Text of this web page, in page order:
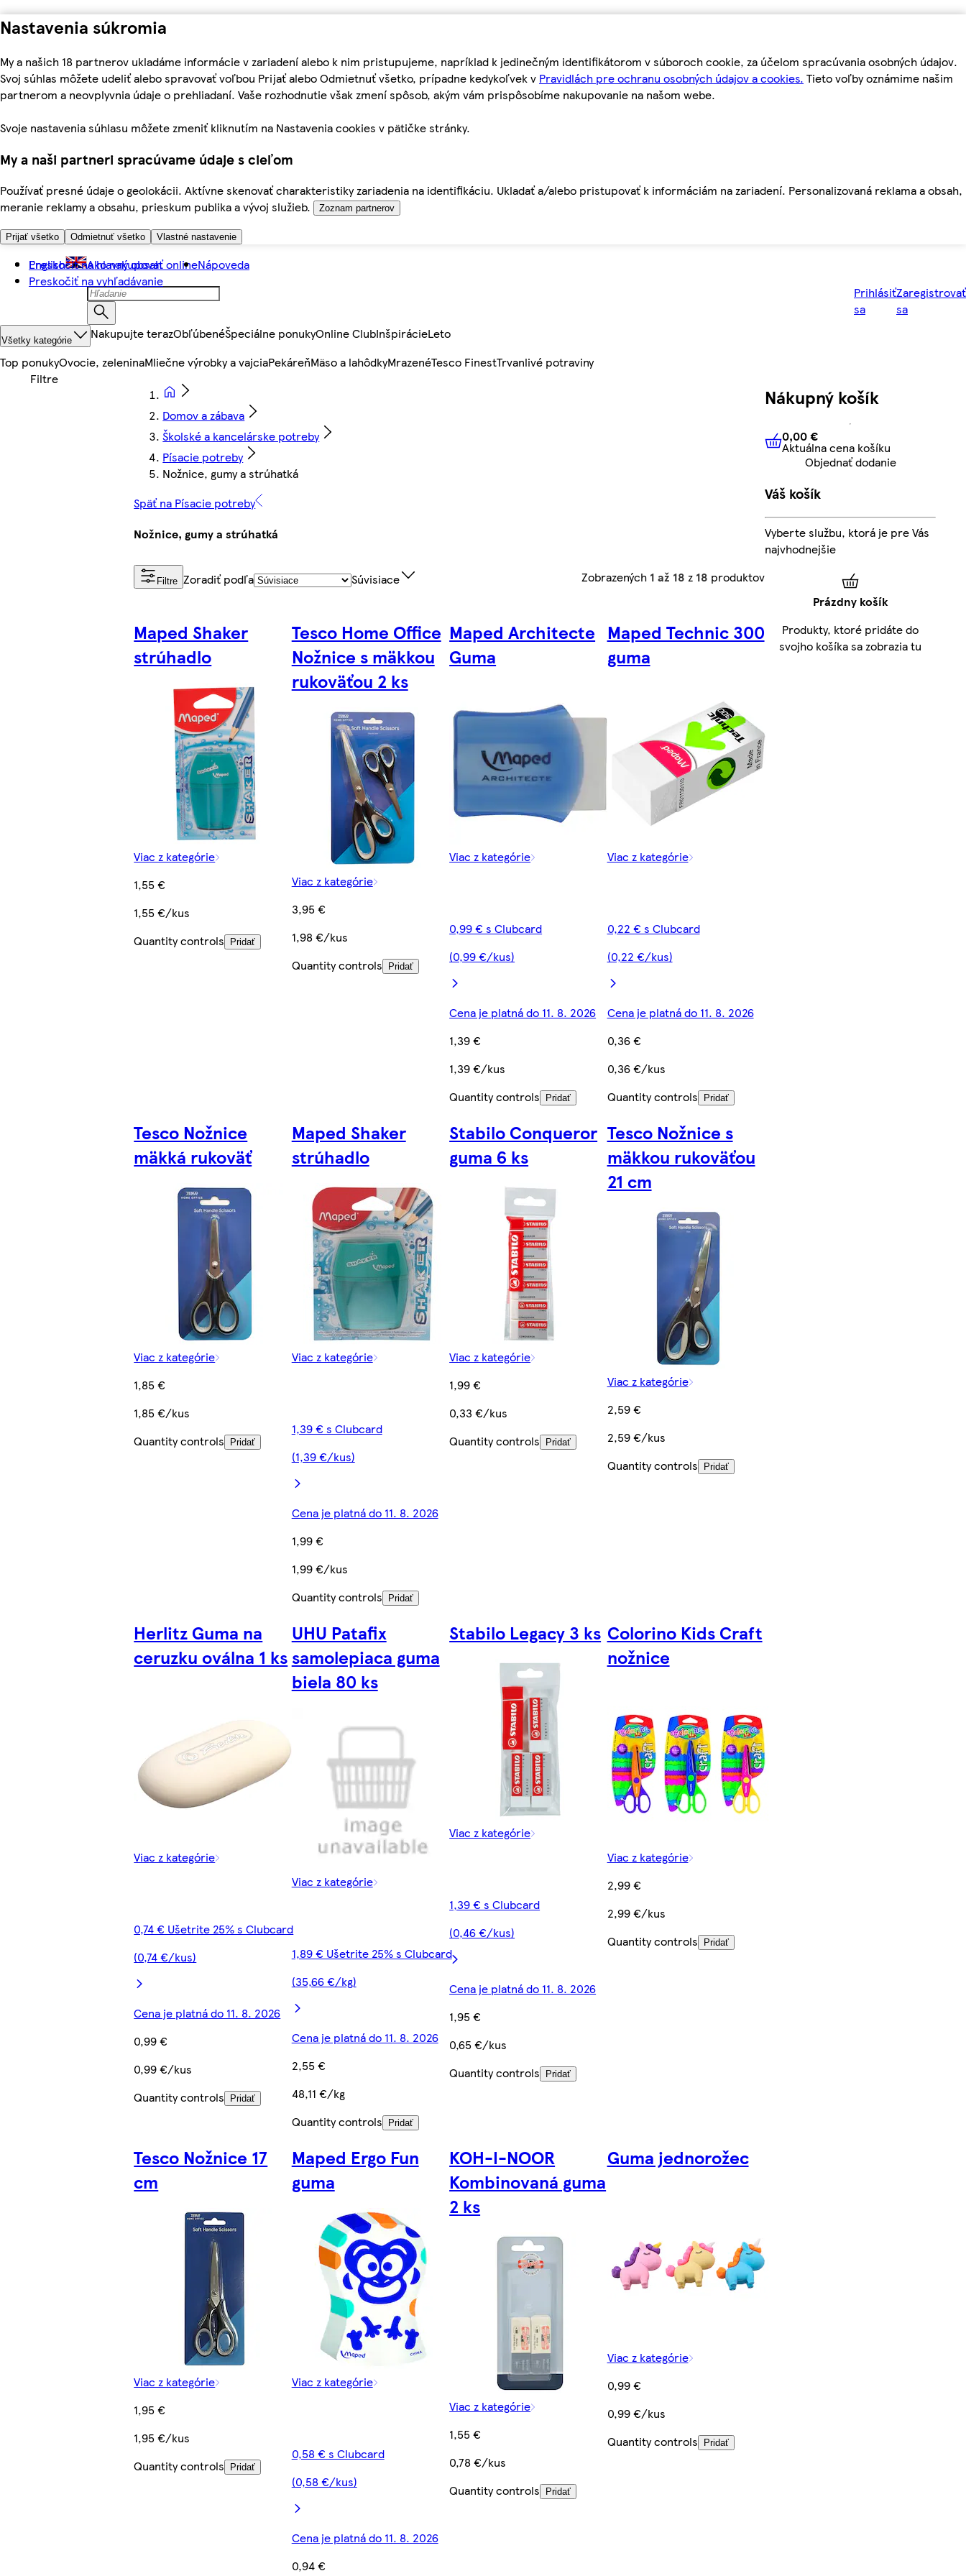
Nastavenia súkromia
My a našich 18 partnerov ukladáme informácie v zariadení alebo k nim pristupujeme, napríklad k jedinečným identifikátorom v súboroch cookie, za účelom spracúvania osobných údajov.
Svoj súhlas môžete udeliť alebo spravovať voľbou Prijať alebo Odmietnuť všetko, prípadne kedykoľvek v Pravidlách pre ochranu osobných údajov a cookies. Tieto voľby oznámime našim
partnerom a neovplyvnia údaje o prehliadaní. Vaše rozhodnutie však zmení spôsob, akým vám prispôsobíme nakupovanie na našom webe.
Svoje nastavenia súhlasu môžete zmeniť kliknutím na Nastavenia cookies v pätičke stránky.
My a naši partneri spracúvame údaje s cieľom
Používať presné údaje o geolokácii. Aktívne skenovať charakteristiky zariadenia na identifikáciu. Ukladať a/alebo pristupovať k informáciám na zariadení. Personalizovaná reklama a obsah,
meranie reklamy a obsahu, prieskum publika a vývoj služieb.
Zoznam partnerov
Prijať všetko Odmietnuť všetko Vlastné nastavenie
Preskočiť na hlavný obsah
Preskočiť na vyhľadávanie
English Ako nakupovať onlineNápoveda
Prihlásiť
sa
Zaregistrovať
sa
Všetky kategórie Nakupujte terazObľúbenéŠpeciálne ponukyOnline ClubInšpirácieLeto
Top ponukyOvocie, zeleninaMliečne výrobky a vajciaPekáreňMäso a lahôdkyMrazenéTesco FinestTrvanlivé potraviny
Domov a zábava
Školské a kancelárske potreby
Písacie potreby
Nožnice, gumy a strúhatká
Späť na Písacie potreby
Nožnice, gumy a strúhatká
Filtre Zoradiť podľa Súvisiace Zobrazených 1 až 18 z 18 produktov
Maped Shaker
strúhadlo
Viac z kategórie
1,55 €
1,55 €/kus
Quantity controls
Pridať
Tesco Home Office
Nožnice s mäkkou
rukoväťou 2 ks
Viac z kategórie
3,95 €
1,98 €/kus
Quantity controls
Pridať
Maped Architecte
Guma
Viac z kategórie
0,99 € s Clubcard
(0,99 €/kus)
Cena je platná do 11. 8. 2026
1,39 €
1,39 €/kus
Quantity controls
Pridať
Maped Technic 300
guma
Viac z kategórie
0,22 € s Clubcard
(0,22 €/kus)
Cena je platná do 11. 8. 2026
0,36 €
0,36 €/kus
Quantity controls
Pridať
Tesco Nožnice
mäkká rukoväť
Viac z kategórie
1,85 €
1,85 €/kus
Quantity controls
Pridať
Maped Shaker
strúhadlo
Viac z kategórie
1,39 € s Clubcard
(1,39 €/kus)
Cena je platná do 11. 8. 2026
1,99 €
1,99 €/kus
Quantity controls
Pridať
Stabilo Conqueror
guma 6 ks
Viac z kategórie
1,99 €
0,33 €/kus
Quantity controls
Pridať
Tesco Nožnice s
mäkkou rukoväťou
21 cm
Viac z kategórie
2,59 €
2,59 €/kus
Quantity controls
Pridať
Herlitz Guma na
ceruzku oválna 1 ks
Viac z kategórie
0,74 € Ušetrite 25% s Clubcard
(0,74 €/kus)
Cena je platná do 11. 8. 2026
0,99 €
0,99 €/kus
Quantity controls Pridať
UHU Patafix
samolepiaca guma
biela 80 ks
Viac z kategórie
1,89 € Ušetrite 25% s Clubcard
(35,66 €/kg)
Cena je platná do 11. 8. 2026
2,55 €
48,11 €/kg
Quantity controls
Pridať
Stabilo Legacy 3 ks
Viac z kategórie
1,39 € s Clubcard
(0,46 €/kus)
Cena je platná do 11. 8. 2026
1,95 €
0,65 €/kus
Quantity controls Pridať
Colorino Kids Craft
nožnice
Viac z kategórie
2,99 €
2,99 €/kus
Quantity controls
Pridať
Tesco Nožnice 17
cm
Viac z kategórie
1,95 €
1,95 €/kus
Quantity controls Pridať
Maped Ergo Fun
guma
Viac z kategórie
0,58 € s Clubcard
(0,58 €/kus)
Cena je platná do 11. 8. 2026
0,94 €
KOH-I-NOOR
Kombinovaná guma
2 ks
Viac z kategórie
1,55 €
0,78 €/kus
Quantity controls Pridať
Guma jednorožec
Viac z kategórie
0,99 €
0,99 €/kus
Quantity controls
Pridať
Nákupný košík
0,00 € Aktuálna cena košíku
0,00 €
Aktuálna cena košíku
Objednať dodanie
Váš košík
Vyberte službu, ktorá je pre Vás
najvhodnejšie
Prázdny košík
Produkty, ktoré pridáte do
svojho košíka sa zobrazia tu